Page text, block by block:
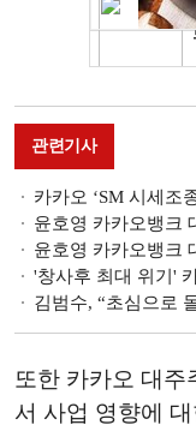
관련기사
카카오 ‘SM 시세조종 의
윤호영 카카오뱅크 대표, 중저신
윤호영 카카오뱅크 대표, 중저신
'창사후 최대 위기'
김범수, “초심으로
또한 카카오 대주
서 사업 영향에